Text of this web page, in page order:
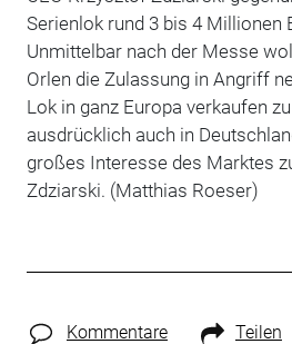
Serienlok rund 3 bis 4 Millionen
Unmittelbar nach der Messe
Orlen die Zulassung in Angriff
Lok in ganz Europa verkaufen
ausdrücklich auch in
großes Interesse des Marktes
Zdziarski. (Matthias Roeser)
Kommentare Teilen